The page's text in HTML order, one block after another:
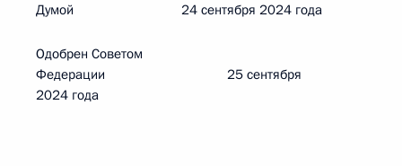
Думой 24 сентября 2024 года
Одобрен Советом
Федерации 25 сентября
2024 года